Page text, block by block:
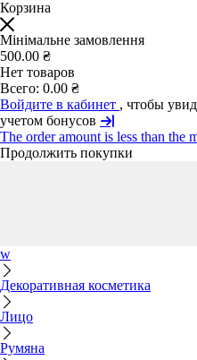
Корзина
Мінімальне замовлення
500.00 ₴
Нет товаров
Всего: 0.00 ₴
Войдите в кабинет , чтобы
учетом бонусов
The order amount is less than the
Продолжить покупки
w
Декоративная косметика
Лицо
Румяна